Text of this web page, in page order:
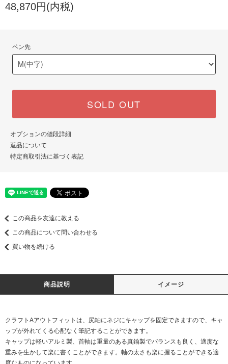
48,870円(内税)
ペン先
SOLD OUT
オプションの値段詳細
返品について
特定商取引法に基づく表記
この商品を友達に教える
この商品について問い合わせる
買い物を続ける
商品説明 イメージ
クラフトAアウトフィットは、尻軸にネジにキャップを固定できますので、キャ
ップが外れてくる心配なく筆記することができます。
キャップは軽いアルミ製、首軸は重量のある真鍮製でバランスも良く、適度な
重みを生かして楽に書くことができます。軸の太さも楽に握ることができる適